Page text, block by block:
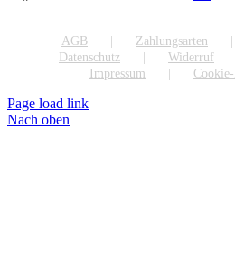
AGB Zahlungsarten
Datenschutz
Widerruf
Impressum
Page load link
Nach oben